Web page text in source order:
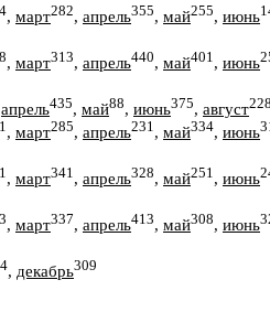
, март282, апрель355, май255, июнь
, март313, апрель440, май401, июнь
апрель435, май88, июнь375, август228
, март285, апрель231, май334, июнь
, март341, апрель328, май251, июнь
, март337, апрель413, май308, июнь
, декабрь309